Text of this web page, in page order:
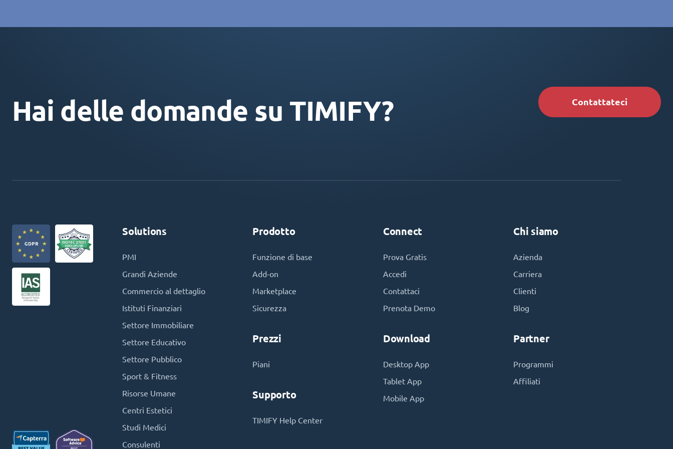
Hai delle domande su TIMIFY? Contattateci
Solutions
PMI
Grandi Aziende
Commercio al dettaglio
Istituti Finanziari
Settore Immobiliare
Settore Educativo
Settore Pubblico
Sport & Fitness
Risorse Umane
Centri Estetici
Studi Medici
Consulenti
Prodotto
Funzione di base
Add-on
Marketplace
Sicurezza
Prezzi
Piani
Supporto
TIMIFY Help Center
Connect
Prova Gratis
Accedi
Contattaci
Prenota Demo
Download
Desktop App
Tablet App
Mobile App
Chi siamo
Azienda
Carriera
Clienti
Blog
Partner
Programmi
Affiliati